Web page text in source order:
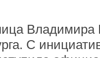
Владимира
С